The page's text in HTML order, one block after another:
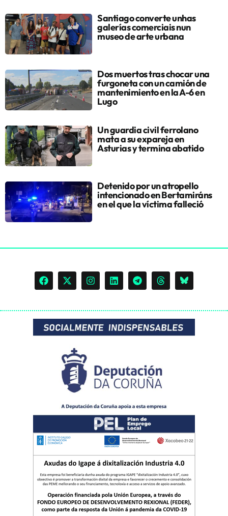
Santiago converte unhas
galerías comerciais nun
museo de arte urbana
Dos muertos tras chocar una
furgoneta con un camión de
mantenimiento en la A-6 en
Lugo
Un guardia civil ferrolano
mata a su expareja en
Asturias y termina abatido
Detenido por un atropello
intencionado en Bertamiráns
en el que la víctima falleció